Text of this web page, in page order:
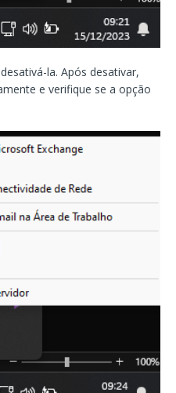
la. Após desativar,
e verifique se a opção